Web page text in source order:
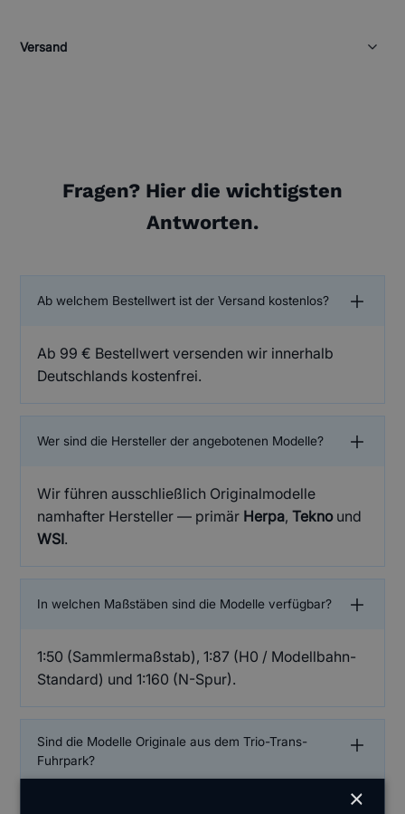
Versand
Fragen? Hier die wichtigsten
Antworten.
Ab welchem Bestellwert ist der Versand kostenlos?
Ab 99 € Bestellwert versenden wir innerhalb
Deutschlands kostenfrei.
Wer sind die Hersteller der angebotenen Modelle?
Wir führen ausschließlich Originalmodelle
namhafter Hersteller — primär Herpa, Teknound
WSI.
In welchen Maßstäben sind die Modelle verfügbar?
1:50 (Sammlermaßstab), 1:87 (H0 / Modellbahn-
Standard) und 1:160 (N-Spur).
Sind die Modelle Originale aus dem Trio-Trans-
Fuhrpark?
×